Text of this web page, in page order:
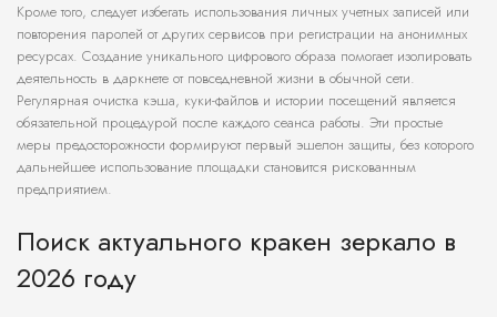
Кроме того, следует избегать использования личных учетных записей или
повторения паролей от других сервисов при регистрации на анонимных
ресурсах. Создание уникального цифрового образа помогает изолировать
деятельность в даркнете от повседневной жизни в обычной сети.
Регулярная очистка кэша, куки-файлов и истории посещений является
обязательной процедурой после каждого сеанса работы. Эти простые
меры предосторожности формируют первый эшелон защиты, без которого
дальнейшее использование площадки становится рискованным
предприятием.
Поиск актуального кракен зеркало в
2026 году